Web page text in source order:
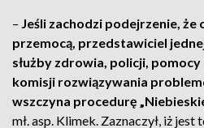
– Jeśli zachodzi podejrzenie,
przemocą, przedstawiciel
służby zdrowia, policji, pomocy
komisji rozwiązywania
wszczyna procedurę
mł. asp. Klimek. Zaznaczył, iż